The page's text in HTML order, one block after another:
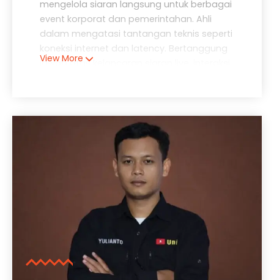
mengelola siaran langsung untuk berbagai
event korporat dan pemerintahan. Ahli
dalam mengatasi tantangan teknis seperti
koneksi internet dan latency. Bertanggung
jawab atas kelancaran siaran live, interaksi
kepada audiens virtual.
View More